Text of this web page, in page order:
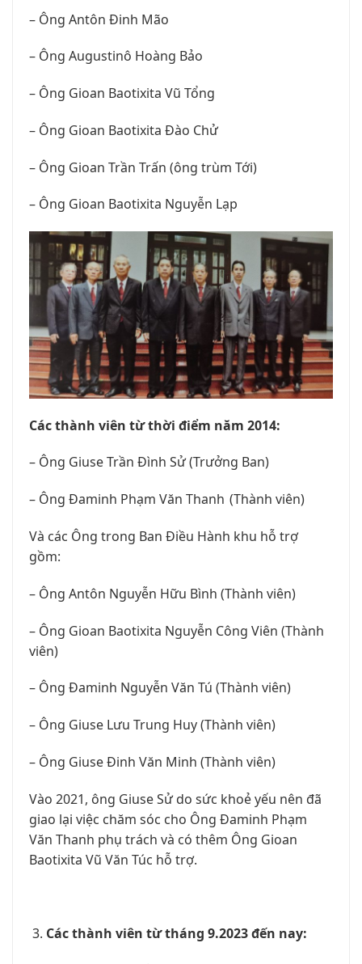
– Ông Antôn Đinh Mão
– Ông Augustinô Hoàng Bảo
– Ông Gioan Baotixita Vũ Tổng
– Ông Gioan Baotixita Đào Chử
– Ông Gioan Trần Trấn (ông trùm Tới)
– Ông Gioan Baotixita Nguyễn Lạp
Các thành viên từ thời điểm năm 2014:
– Ông Giuse Trần Đình Sử (Trưởng Ban)
– Ông Đaminh Phạm Văn Thanh (Thành viên)
Và các Ông trong Ban Điều Hành khu hỗ trợ
gồm:
– Ông Antôn Nguyễn Hữu Bình (Thành viên)
– Ông Gioan Baotixita Nguyễn Công Viên (Thành
viên)
– Ông Đaminh Nguyễn Văn Tú (Thành viên)
– Ông Giuse Lưu Trung Huy (Thành viên)
– Ông Giuse Đinh Văn Minh (Thành viên)
Vào 2021, ông Giuse Sử do sức khoẻ yếu nên đã
giao lại việc chăm sóc cho Ông Đaminh Phạm
Văn Thanh phụ trách và có thêm Ông Gioan
Baotixita Vũ Văn Túc hỗ trợ.
Các thành viên từ tháng 9.2023 đến nay: